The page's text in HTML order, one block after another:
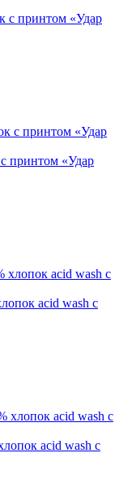
с принтом «Удар
принтом «Удар
acid wash с
acid wash с